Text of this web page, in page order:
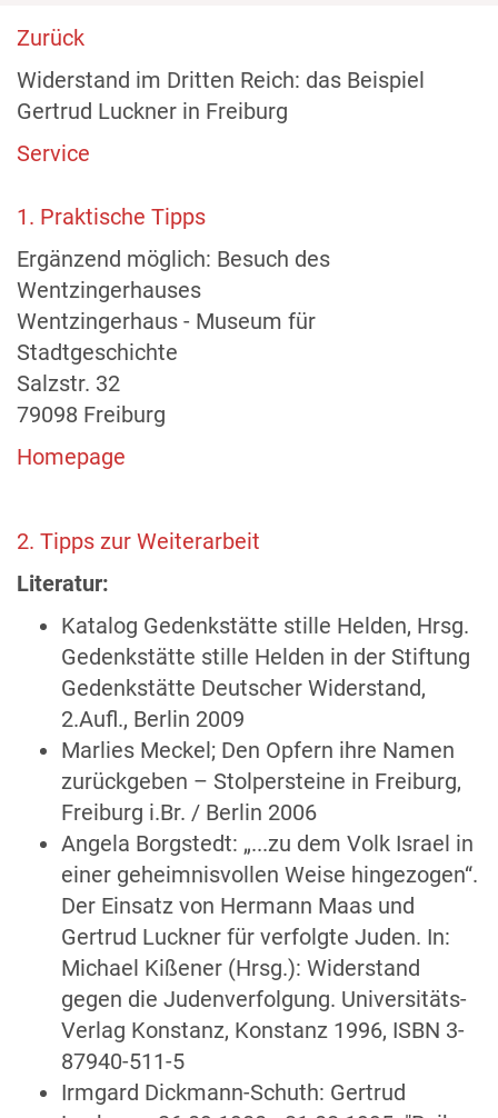
Zurück
Widerstand im Dritten Reich: das Beispiel
Gertrud Luckner in Freiburg
Service
1. Praktische Tipps
Ergänzend möglich: Besuch des
Wentzingerhauses
Wentzingerhaus - Museum für
Stadtgeschichte
Salzstr. 32
79098 Freiburg
Homepage
2. Tipps zur Weiterarbeit
Literatur:
Katalog Gedenkstätte stille Helden, Hrsg.
Gedenkstätte stille Helden in der Stiftung
Gedenkstätte Deutscher Widerstand,
2.Aufl., Berlin 2009
Marlies Meckel; Den Opfern ihre Namen
zurückgeben – Stolpersteine in Freiburg,
Freiburg i.Br. / Berlin 2006
Angela Borgstedt: „...zu dem Volk Israel in
einer geheimnisvollen Weise hingezogen“.
Der Einsatz von Hermann Maas und
Gertrud Luckner für verfolgte Juden. In:
Michael Kißener (Hrsg.): Widerstand
gegen die Judenverfolgung. Universitäts-
Verlag Konstanz, Konstanz 1996, ISBN 3-
87940-511-5
Irmgard Dickmann-Schuth: Gertrud